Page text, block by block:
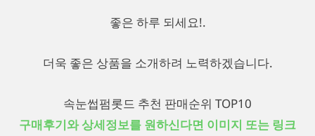
좋은 하루 되세요!.
더욱 좋은 상품을 소개하려 노력하겠습니다.
속눈썹펌롯드 추천 판매순위 TOP10
구매후기와 상세정보를 원하신다면 이미지 또는 링크